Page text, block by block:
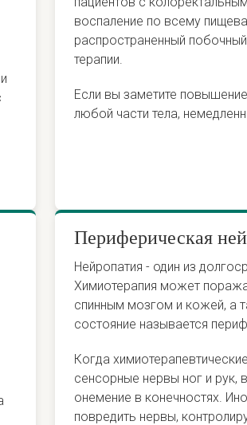
воспаление по всему
распространенный
терапии.
Если вы заметите
любой части тела,
Периферическая
Нейропатия - один из
Химиотерапия может
спинным мозгом и кожей, а
состояние называется
Когда
сенсорные нервы ног и
онемение в конечностях.
повредить нервы,